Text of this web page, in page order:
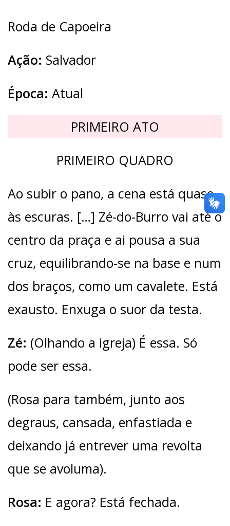
Roda de Capoeira
Ação: Salvador
Época: Atual
PRIMEIRO ATO
PRIMEIRO QUADRO
Ao subir o pano, a cena está quase
às escuras. […] Zé-do-Burro vai até o
centro da praça e ai pousa a sua
cruz, equilibrando-se na base e num
dos braços, como um cavalete. Está
exausto. Enxuga o suor da testa.
Zé: (Olhando a igreja) É essa. Só
pode ser essa.
(Rosa para também, junto aos
degraus, cansada, enfastiada e
deixando já entrever uma revolta
que se avoluma).
Rosa: E agora? Está fechada.